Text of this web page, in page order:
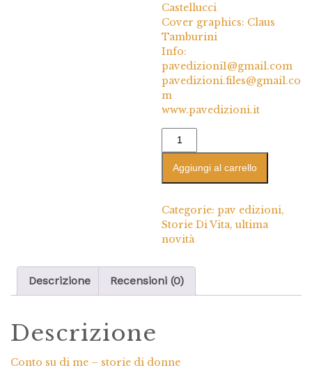
Castellucci
Cover graphics: Claus
Tamburini
Info:
pavedizioni1@gmail.com
pavedizioni.files@gmail.co
m
www.pavedizioni.it
Aggiungi al carrello
Categorie:pav edizioni,
Storie Di Vita,ultima
novità
Descrizione Recensioni (0)
Descrizione
Conto su di me – storie di donne